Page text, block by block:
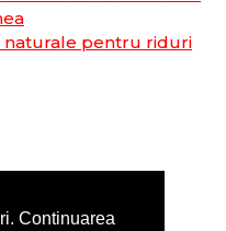
Continuarea
naturale pentru riduri